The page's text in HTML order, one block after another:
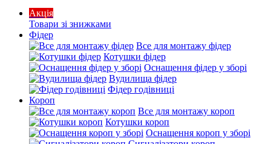
Акція
Товари зі знижками
Фідер
Все для монтажу фідер
Котушки фідер
Оснащення фідер у зборі
Вудилища фідер
Фідер годівниці
Короп
Все для монтажу короп
Котушки короп
Оснащення короп у зборі